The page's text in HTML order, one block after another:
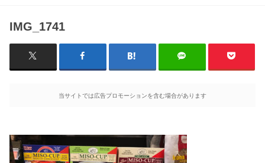
IMG_1741
当サイトでは広告プロモーションを含む場合があります